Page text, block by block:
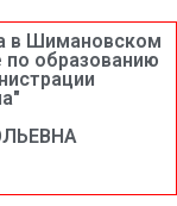
в Шимановском
по образованию